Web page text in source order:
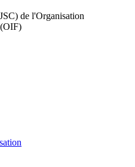
de l'Organisation